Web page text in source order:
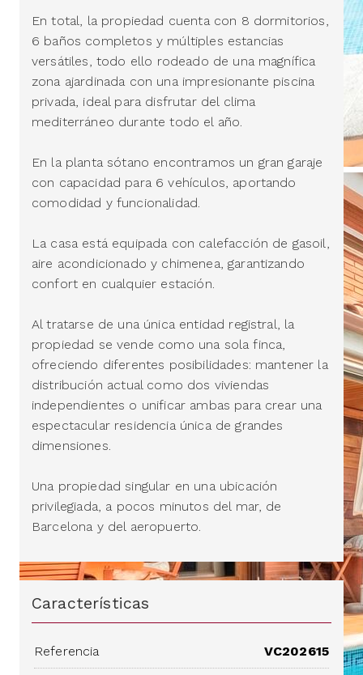
En total, la propiedad cuenta con 8 dormitorios,
6 baños completos y múltiples estancias
versátiles, todo ello rodeado de una magnífica
zona ajardinada con una impresionante piscina
privada, ideal para disfrutar del clima
mediterráneo durante todo el año.
En la planta sótano encontramos un gran garaje
con capacidad para 6 vehículos, aportando
comodidad y funcionalidad.
La casa está equipada con calefacción de gasoil,
aire acondicionado y chimenea, garantizando
confort en cualquier estación.
Al tratarse de una única entidad registral, la
propiedad se vende como una sola finca,
ofreciendo diferentes posibilidades: mantener la
distribución actual como dos viviendas
independientes o unificar ambas para crear una
espectacular residencia única de grandes
dimensiones.
Una propiedad singular en una ubicación
privilegiada, a pocos minutos del mar, de
Barcelona y del aeropuerto.
Características
Referencia VC202615